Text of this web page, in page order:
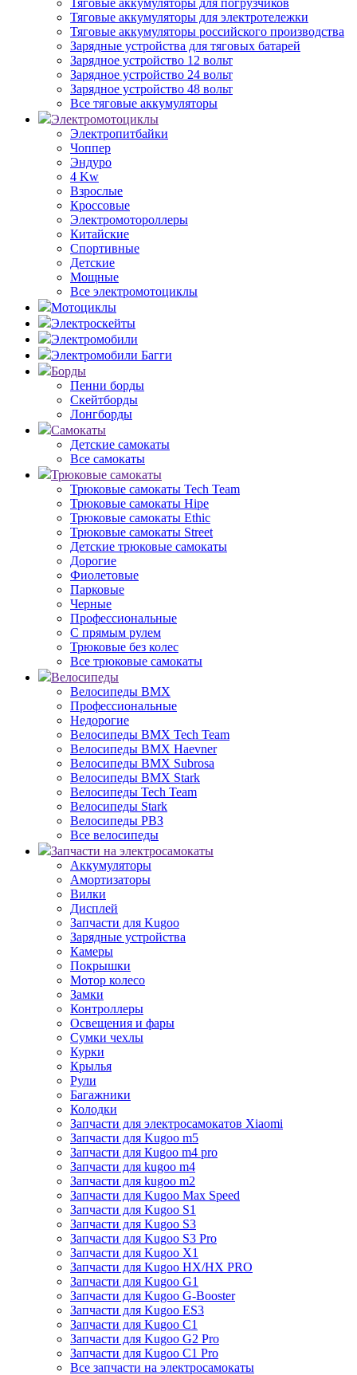
Тяговые аккумуляторы для погрузчиков
Тяговые аккумуляторы для электротележки
Тяговые аккумуляторы российского производства
Зарядные устройства для тяговых батарей
Зарядное устройство 12 вольт
Зарядное устройство 24 вольт
Зарядное устройство 48 вольт
Все тяговые аккумуляторы
Электромотоциклы
Электропитбайки
Чоппер
Эндуро
4 Kw
Взрослые
Кроссовые
Электромотороллеры
Китайские
Спортивные
Детские
Мощные
Все электромотоциклы
Мотоциклы
Электроскейты
Электромобили
Электромобили Багги
Борды
Пенни борды
Скейтборды
Лонгборды
Самокаты
Детские самокаты
Все самокаты
Трюковые самокаты
Трюковые самокаты Tech Team
Трюковые самокаты Hipe
Трюковые самокаты Ethic
Трюковые самокаты Street
Детские трюковые самокаты
Дорогие
Фиолетовые
Парковые
Черные
Профессиональные
С прямым рулем
Трюковые без колес
Все трюковые самокаты
Велосипеды
Велосипеды BMX
Профессиональные
Недорогие
Велосипеды BMX Tech Team
Велосипеды BMX Haevner
Велосипеды BMX Subrosa
Велосипеды BMX Stark
Велосипеды Tech Team
Велосипеды Stark
Велосипеды РВЗ
Все велосипеды
Запчасти на электросамокаты
Аккумуляторы
Амортизаторы
Вилки
Дисплей
Запчасти для Kugoo
Зарядные устройства
Камеры
Покрышки
Мотор колесо
Замки
Контроллеры
Освещения и фары
Сумки чехлы
Курки
Крылья
Рули
Багажники
Колодки
Запчасти для электросамокатов Xiaomi
Запчасти для Kugoo m5
Запчасти для Кugoo m4 pro
Запчасти для kugoo m4
Запчасти для kugoo m2
Запчасти для Kugoo Max Speed
Запчасти для Kugoo S1
Запчасти для Kugoo S3
Запчасти для Kugoo S3 Pro
Запчасти для Kugoo X1
Запчасти для Kugoo HX/HX PRO
Запчасти для Kugoo G1
Запчасти для Kugoo G-Booster
Запчасти для Kugoo ES3
Запчасти для Kugoo C1
Запчасти для Kugoo G2 Pro
Запчасти для Kugoo C1 Pro
Все запчасти на электросамокаты